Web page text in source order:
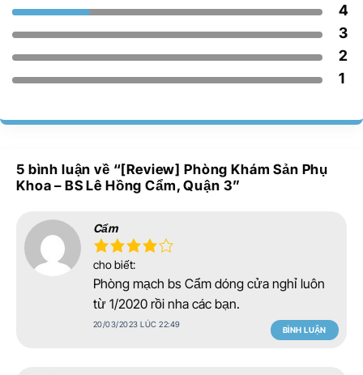
4
3
2
1
5 bình luận về “[Review] Phòng Khám Sản Phụ
Khoa – BS Lê Hồng Cẩm, Quận 3”
Cẩm
cho biết:
Phòng mạch bs Cẩm dóng cửa nghỉ luôn
từ 1/2020 rồi nha các bạn.
20/03/2023 LÚC 22:49
BÌNH LUẬN